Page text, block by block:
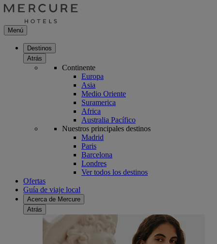
Menú
Destinos
Atrás
Continente
Europa
Asia
Medio Oriente
Suramerica
Africa
Australia Pacífico
Nuestros principales destinos
Madrid
Paris
Barcelona
Londres
Ver todos los destinos
Ofertas
Guía de viaje local
Acerca de Mercure
Atrás